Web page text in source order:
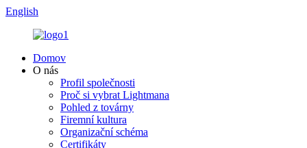
English
Domov
O nás
Profil společnosti
Proč si vybrat Lightmana
Pohled z továrny
Firemní kultura
Organizační schéma
Certifikáty